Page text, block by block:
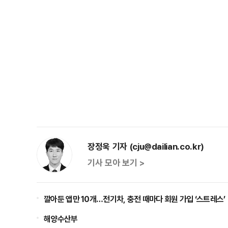
장정욱 기자 (cju@dailian.co.kr)
기사 모아 보기 >
깔아둔 앱만 10개…전기차, 충전 때마다 회원 가입 ‘스트레스’
해양수산부